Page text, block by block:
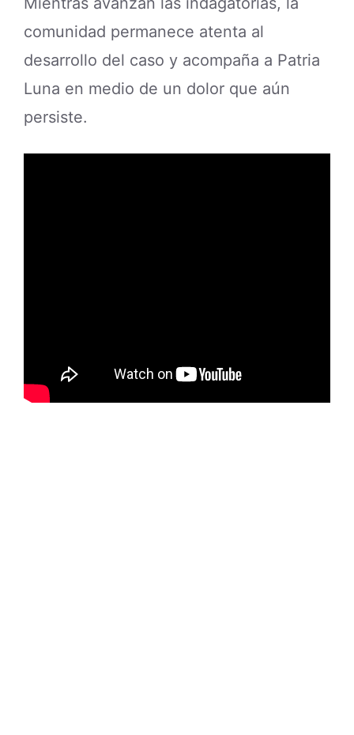
comunidad permanece atenta al
desarrollo del caso y acompaña a Patria
Luna en medio de un dolor que aún
persiste.